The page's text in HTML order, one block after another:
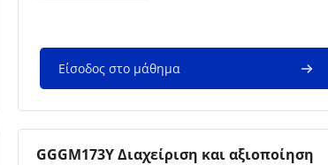
Είσοδος στο μάθημα
Εικόνα μαθήματος
Όνομα μαθήματος
GGGM173Y Διαχείριση και αξιοποίηση